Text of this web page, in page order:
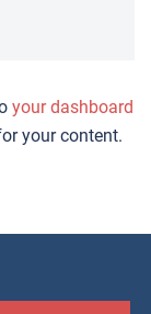
your dashboard
your content.